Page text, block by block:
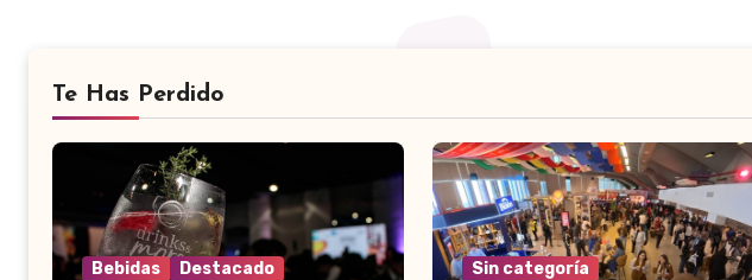
Te Has Perdido
Bebidas Destacado Sin categoría